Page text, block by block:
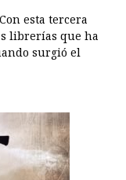
esta tercera
librerías que ha
surgió el